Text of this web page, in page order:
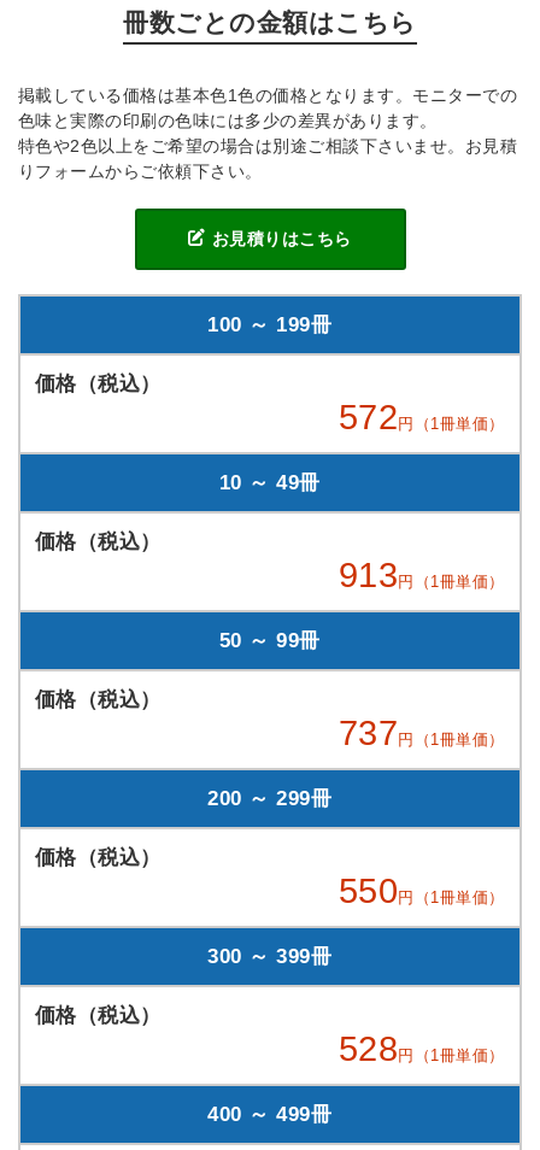
冊数ごとの金額はこちら
掲載している価格は基本色1色の価格となります。モニターでの
色味と実際の印刷の色味には多少の差異があります。
特色や2色以上をご希望の場合は別途ご相談下さいませ。お見積
りフォームからご依頼下さい。
お見積りはこちら
100 ～ 199冊
572 円（1冊単価）
10 ～ 49冊
913 円（1冊単価）
50 ～ 99冊
737 円（1冊単価）
200 ～ 299冊
550 円（1冊単価）
300 ～ 399冊
528 円（1冊単価）
400 ～ 499冊